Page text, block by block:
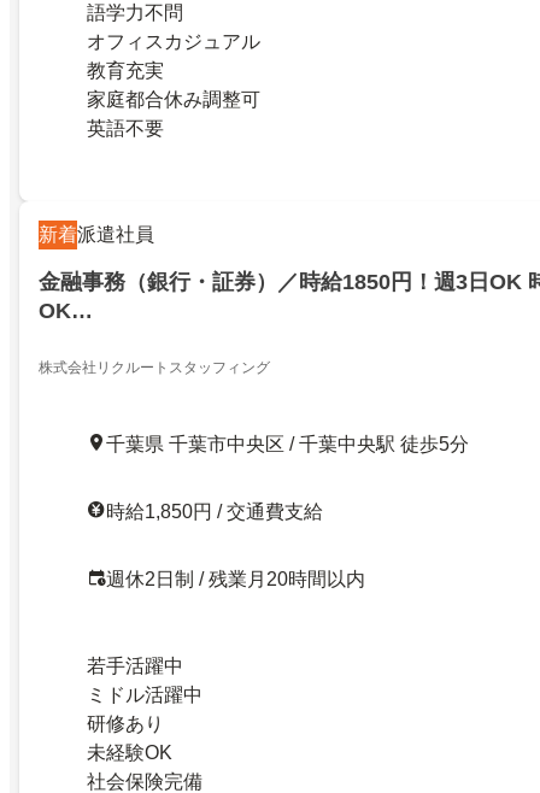
語学力不問
オフィスカジュアル
教育充実
家庭都合休み調整可
英語不要
新着派遣社員
金融事務（銀行・証券）／時給1850円！週3日OK
OK…
株式会社リクルートスタッフィング
千葉県 千葉市中央区 / 千葉中央駅 徒歩5分
時給1,850円 / 交通費支給
週休2日制 / 残業月20時間以内
若手活躍中
ミドル活躍中
研修あり
未経験OK
社会保険完備